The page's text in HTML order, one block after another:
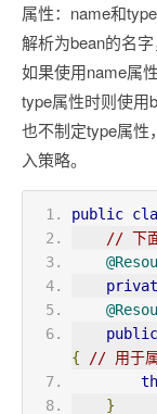
属性：name和
解析为bean的名
如果使用name属
type属性时则使用
也不制定type属性
入策略。
public
// 下面
public
{
// 用于
}